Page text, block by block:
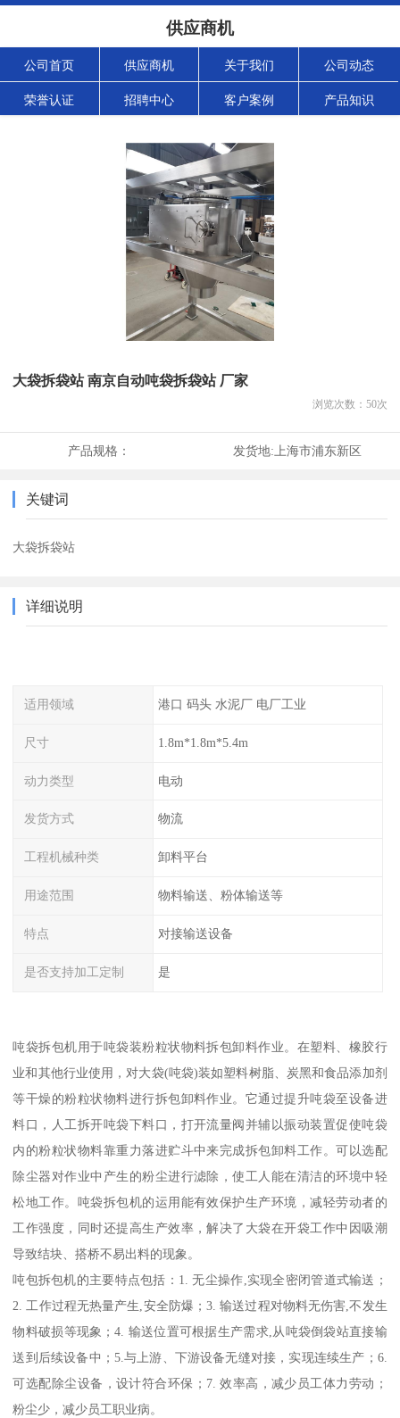
供应商机
公司首页 供应商机 关于我们 公司动态
荣誉认证 招聘中心 客户案例 产品知识
大袋拆袋站 南京自动吨袋拆袋站 厂家
浏览次数： 50次
产品规格： 发货地: 上海市浦东新区
关键词
大袋拆袋站
详细说明
适用领域 港口 码头 水泥厂 电厂工业
尺寸 1.8m*1.8m*5.4m
动力类型 电动
发货方式 物流
工程机械种类 卸料平台
用途范围 物料输送、粉体输送等
特点 对接输送设备
是否支持加工定制 是
吨袋拆包机用于吨袋装粉粒状物料拆包卸料作业。在塑料、橡胶行
业和其他行业使用，对大袋(吨袋)装如塑料树脂、炭黑和食品添加剂
等干燥的粉粒状物料进行拆包卸料作业。它通过提升吨袋至设备进
料口，人工拆开吨袋下料口，打开流量阀并辅以振动装置促使吨袋
内的粉粒状物料靠重力落进贮斗中来完成拆包卸料工作。可以选配
除尘器对作业中产生的粉尘进行滤除，使工人能在清洁的环境中轻
松地工作。吨袋拆包机的运用能有效保护生产环境，减轻劳动者的
工作强度，同时还提高生产效率，解决了大袋在开袋工作中因吸潮
导致结块、搭桥不易出料的现象。
吨包拆包机的主要特点包括：1. 无尘操作,实现全密闭管道式输送；
2. 工作过程无热量产生,安全防爆；3. 输送过程对物料无伤害,不发生
物料破损等现象；4. 输送位置可根据生产需求,从吨袋倒袋站直接输
送到后续设备中；5.与上游、下游设备无缝对接，实现连续生产；6.
可选配除尘设备，设计符合环保；7. 效率高，减少员工体力劳动；
粉尘少，减少员工职业病。